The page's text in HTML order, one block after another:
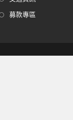
募款專區